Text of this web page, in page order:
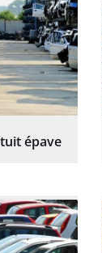
épave